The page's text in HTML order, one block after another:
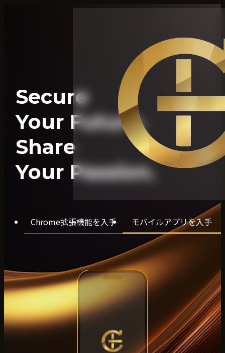
Secure
Your Future.
Share
Your Passion.
Chrome拡張機能を入手 モバイルアプリを入手